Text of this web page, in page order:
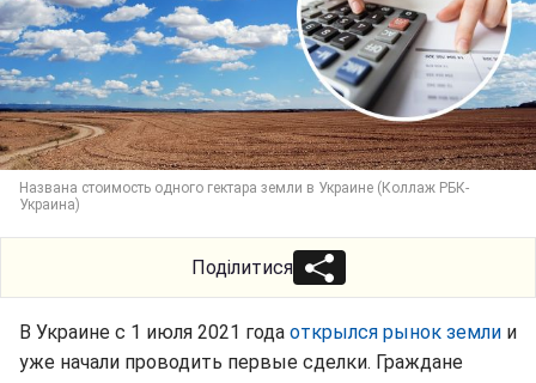
Названа стоимость одного гектара земли в Украине (Коллаж РБК-
Украина)
Поділитися
В Украине с 1 июля 2021 года открылся рынок земли и
уже начали проводить первые сделки. Граждане